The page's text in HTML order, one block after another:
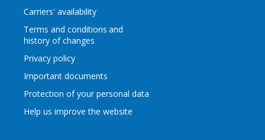
Carriers' availability
Terms and conditions and
history of changes
Privacy policy
Important documents
Protection of your personal data
Help us improve the website